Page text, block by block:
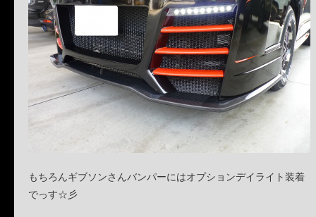
もちろんギブソンさんバンパーにはオプションデイライト装着
でっす☆彡